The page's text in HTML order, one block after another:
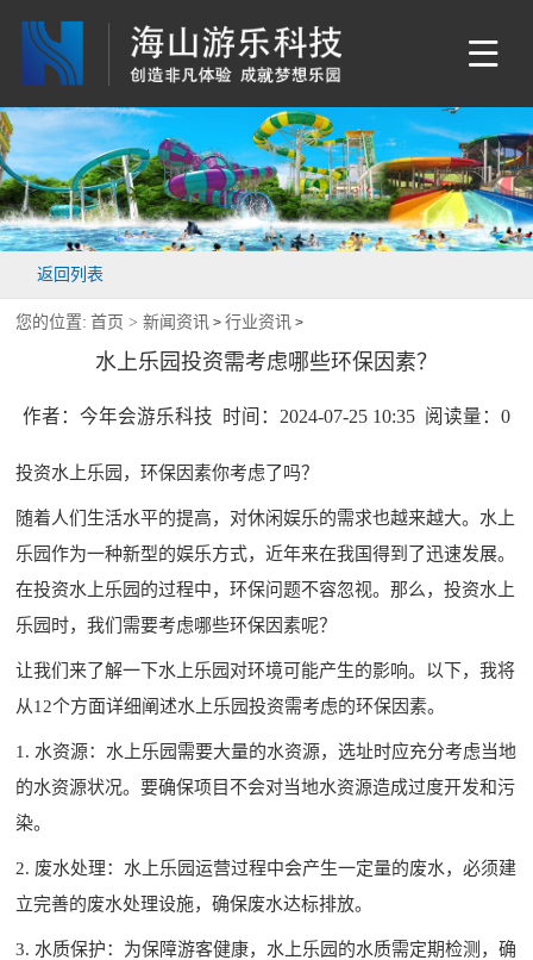
返回列表
您的位置: 首页 >新闻资讯 >行业资讯 >
水上乐园投资需考虑哪些环保因素？
作者：今年会游乐科技 时间：2024-07-25 10:35 阅读量： 0
投资水上乐园，环保因素你考虑了吗？
随着人们生活水平的提高，对休闲娱乐的需求也越来越大。水上
乐园作为一种新型的娱乐方式，近年来在我国得到了迅速发展。
在投资水上乐园的过程中，环保问题不容忽视。那么，投资水上
乐园时，我们需要考虑哪些环保因素呢？
让我们来了解一下水上乐园对环境可能产生的影响。以下，我将
从12个方面详细阐述水上乐园投资需考虑的环保因素。
1. 水资源：水上乐园需要大量的水资源，选址时应充分考虑当地
的水资源状况。要确保项目不会对当地水资源造成过度开发和污
染。
2. 废水处理：水上乐园运营过程中会产生一定量的废水，必须建
立完善的废水处理设施，确保废水达标排放。
3. 水质保护：为保障游客健康，水上乐园的水质需定期检测，确